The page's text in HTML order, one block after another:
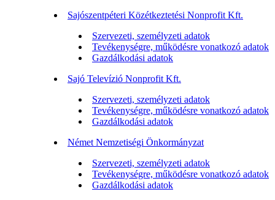
Sajószentpéteri Közétkeztetési Nonprofit Kft.
Szervezeti, személyzeti adatok
Tevékenységre, működésre vonatkozó adatok
Gazdálkodási adatok
Sajó Televízió Nonprofit Kft.
Szervezeti, személyzeti adatok
Tevékenységre, működésre vonatkozó adatok
Gazdálkodási adatok
Német Nemzetiségi Önkormányzat
Szervezeti, személyzeti adatok
Tevékenységre, működésre vonatkozó adatok
Gazdálkodási adatok